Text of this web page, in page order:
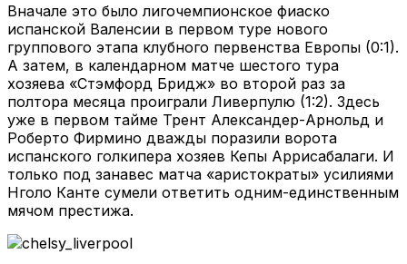
Вначале это было лигочемпионское фиаско
испанской Валенсии в первом туре нового
группового этапа клубного первенства Европы (0:1).
А затем, в календарном матче шестого тура
хозяева «Стэмфорд Бридж» во второй раз за
полтора месяца проиграли Ливерпулю (1:2). Здесь
уже в первом тайме Трент Александер-Арнольд и
Роберто Фирмино дважды поразили ворота
испанского голкипера хозяев Кепы Аррисабалаги. И
только под занавес матча «аристократы» усилиями
Нголо Канте сумели ответить одним-единственным
мячом престижа.